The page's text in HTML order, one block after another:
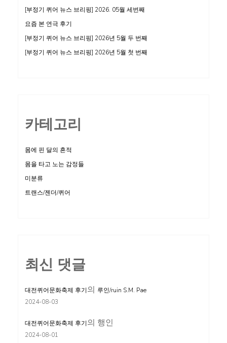
[부정기 퀴어 뉴스 브리핑] 2026. 05월 세번째
요즘 본 연극 후기
[부정기 퀴어 뉴스 브리핑] 2026년 5월 두 번째
[부정기 퀴어 뉴스 브리핑] 2026년 5월 첫 번째
카테고리
몸에 핀 달의 흔적
몸을 타고 노는 감정들
미분류
트랜스/젠더/퀴어
최신 댓글
대전퀴어문화축제 후기의 루인/ruin S.M. Pae
2024-08-03
대전퀴어문화축제 후기의 행인
2024-08-01